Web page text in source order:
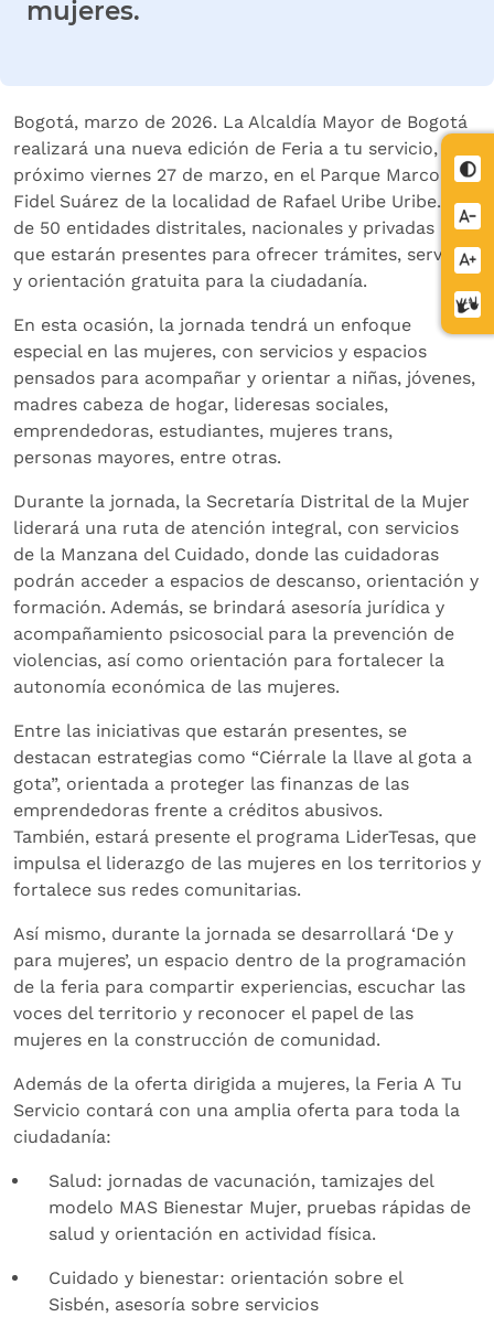
letra
letra
de
mujeres.
Bogotá, marzo de 2026. La Alcaldía Mayor de Bogotá
realizará una nueva edición de Feria a tu servicio, el
próximo viernes 27 de marzo, en el Parque Marco
Fidel Suárez de la localidad de Rafael Uribe Uribe. Más
de 50 entidades distritales, nacionales y privadas
que estarán presentes para ofrecer trámites, servicios
y orientación gratuita para la ciudadanía.
En esta ocasión, la jornada tendrá un enfoque
especial en las mujeres, con servicios y espacios
pensados para acompañar y orientar a niñas, jóvenes,
madres cabeza de hogar, lideresas sociales,
emprendedoras, estudiantes, mujeres trans,
personas mayores, entre otras.
Durante la jornada, la Secretaría Distrital de la Mujer
liderará una ruta de atención integral, con servicios
de la Manzana del Cuidado, donde las cuidadoras
podrán acceder a espacios de descanso, orientación y
formación. Además, se brindará asesoría jurídica y
acompañamiento psicosocial para la prevención de
violencias, así como orientación para fortalecer la
autonomía económica de las mujeres.
Entre las iniciativas que estarán presentes, se
destacan estrategias como “Ciérrale la llave al gota a
gota”, orientada a proteger las finanzas de las
emprendedoras frente a créditos abusivos.
También, estará presente el programa LiderTesas, que
impulsa el liderazgo de las mujeres en los territorios y
fortalece sus redes comunitarias.
Así mismo, durante la jornada se desarrollará ‘De y
para mujeres’, un espacio dentro de la programación
de la feria para compartir experiencias, escuchar las
voces del territorio y reconocer el papel de las
mujeres en la construcción de comunidad.
Además de la oferta dirigida a mujeres, la Feria A Tu
Servicio contará con una amplia oferta para toda la
ciudadanía:
Salud: jornadas de vacunación, tamizajes del
modelo MAS Bienestar Mujer, pruebas rápidas de
salud y orientación en actividad física.
Cuidado y bienestar: orientación sobre el
Sisbén, asesoría sobre servicios